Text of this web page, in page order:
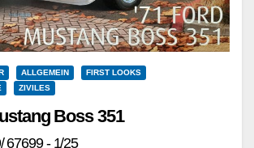
ALLGEMEIN
FIRST LOOKS
ZIVILES
Boss 351
67699 - 1/25